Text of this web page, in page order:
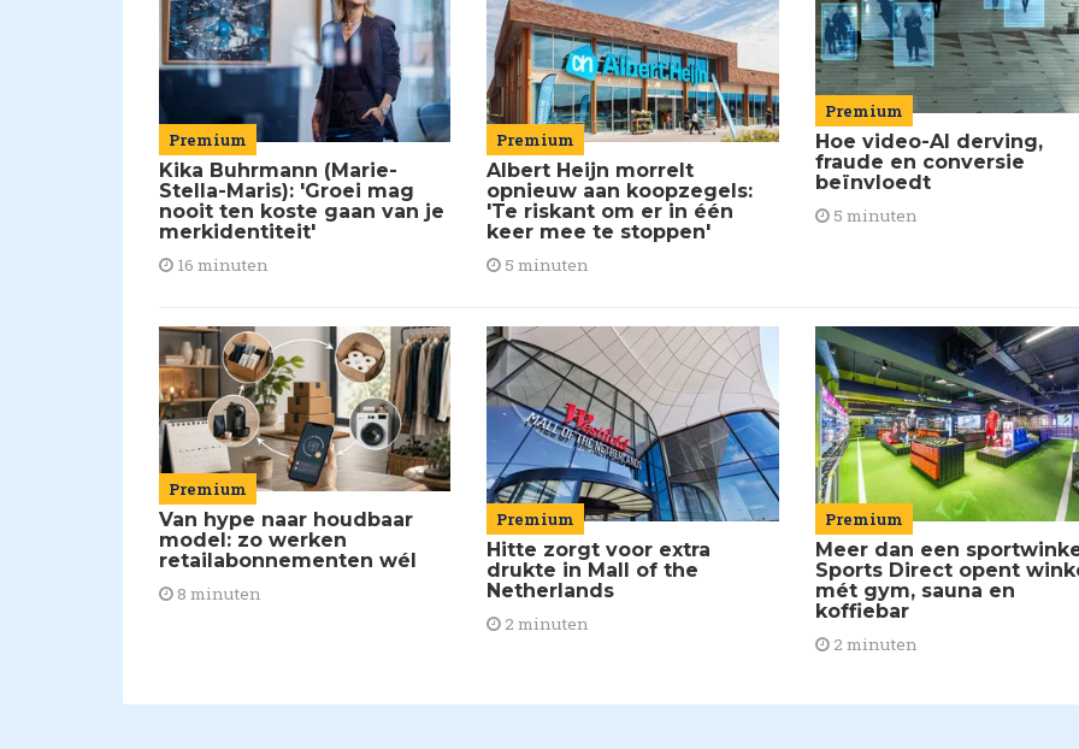
Premium
Kika Buhrmann (Marie-
Stella-Maris): 'Groei mag
nooit ten koste gaan van je
merkidentiteit'
16 minuten
Premium
Albert Heijn morrelt
opnieuw aan koopzegels:
'Te riskant om er in één
keer mee te stoppen'
5 minuten
Premium
Hoe video-AI derving,
fraude en conversie
beïnvloedt
5 minuten
Premium
Van hype naar houdbaar
model: zo werken
retailabonnementen wél
8 minuten
Premium
Hitte zorgt voor extra
drukte in Mall of the
Netherlands
2 minuten
Premium
Meer dan een
Sports Direct opent
mét gym, sauna en
koffiebar
2 minuten